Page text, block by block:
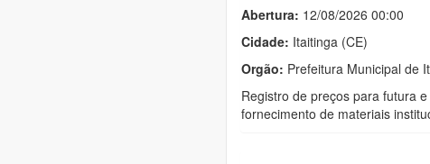
Abertura: 12/08/2026 00:00
Cidade: Itaitinga (CE)
Orgão: Prefeitura Municipal de
Registro de preços para futura
fornecimento de materiais